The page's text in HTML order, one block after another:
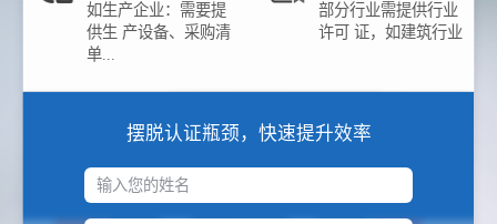
如生产企业：需要提
供生 产设备、采购清
单...
部分行业需提供行业
许可 证，如建筑行业
摆脱认证瓶颈，快速提升效率
输入您的姓名